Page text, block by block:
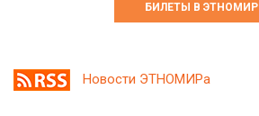
БИЛЕТЫ В ЭТНОМИР
Новости ЭТНОМИРа